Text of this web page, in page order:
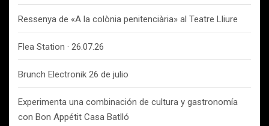
Ressenya de «A la colònia penitenciària» al Teatre Lliure
Flea Station · 26.07.26
Brunch Electronik 26 de julio
Experimenta una combinación de cultura y gastronomía
con Bon Appétit Casa Batlló